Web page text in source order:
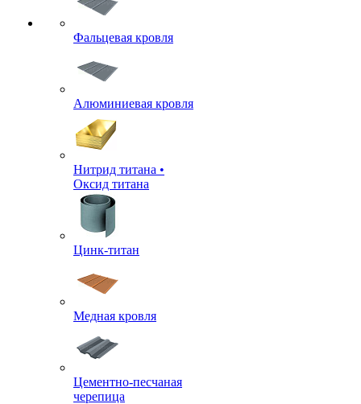
Фальцевая кровля
Алюминиевая кровля
Нитрид титана •
Оксид титана
Цинк-титан
Медная кровля
Цементно-песчаная
черепица